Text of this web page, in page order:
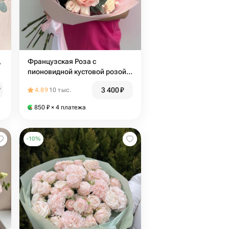
Французская Роза с
пионовидной кустовой розой и
4.89 10 тыс. 3 400₽
850 ₽ × 4 платежа
-10%